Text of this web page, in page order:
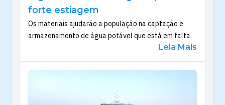
forte estiagem
Os materiais ajudarão a população na captação e
armazenamento de água potável que está em falta.
Leia Mais